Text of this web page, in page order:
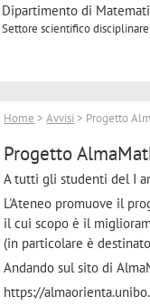
Dipartimento di
Settore scientifico
Home >Avvisi > Progetto
Progetto
A tutti gli studenti del I
L'Ateneo promuove il
il cui scopo è il
(in particolare è
Andando sul sito di
https://